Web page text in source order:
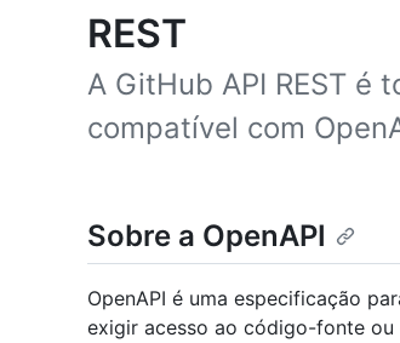
REST
A GitHub API REST é
compatível com
Sobre a OpenAPI
OpenAPI é uma especificação
exigir acesso ao código-fonte